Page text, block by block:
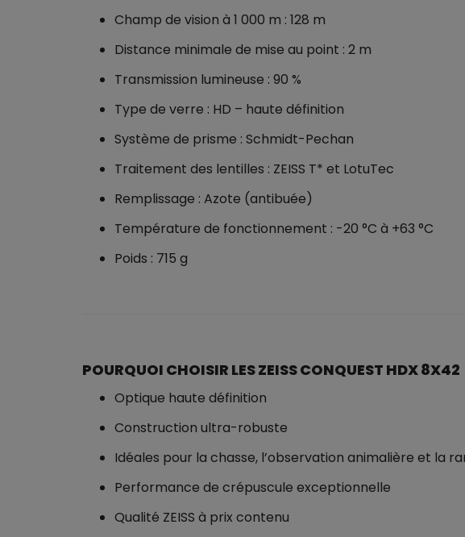
Champ de vision à 1 000 m : 128 m
Distance minimale de mise au point : 2 m
Transmission lumineuse : 90 %
Type de verre : HD – haute définition
Système de prisme : Schmidt-Pechan
Traitement des lentilles : ZEISS T* et LotuTec
Remplissage : Azote (antibuée)
Température de fonctionnement : -20 °C à +63 °C
Poids : 715 g
POURQUOI CHOISIR LES ZEISS CONQUEST HDX 8X42
Optique haute définition
Construction ultra-robuste
Idéales pour la chasse, l’observation animalière et la
Performance de crépuscule exceptionnelle
Qualité ZEISS à prix contenu